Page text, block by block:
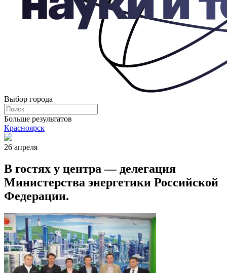
Выбор города
Больше результатов
Красноярск
26 апреля
В гостях у центра — делегация
Министерства энергетики Российской
Федерации.